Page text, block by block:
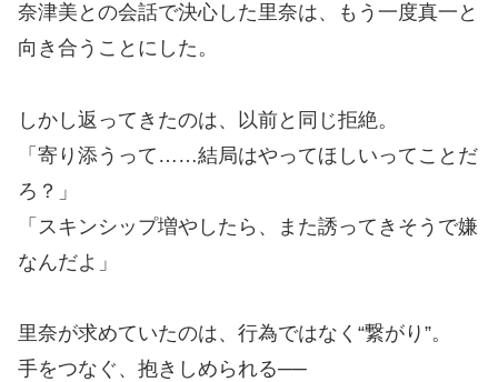
奈津美との会話で決心した里奈は、もう一度真一と
向き合うことにした。
しかし返ってきたのは、以前と同じ拒絶。
「寄り添うって……結局はやってほしいってことだ
ろ？」
「スキンシップ増やしたら、また誘ってきそうで嫌
なんだよ」
里奈が求めていたのは、行為ではなく“繋がり”。
手をつなぐ、抱きしめられる──